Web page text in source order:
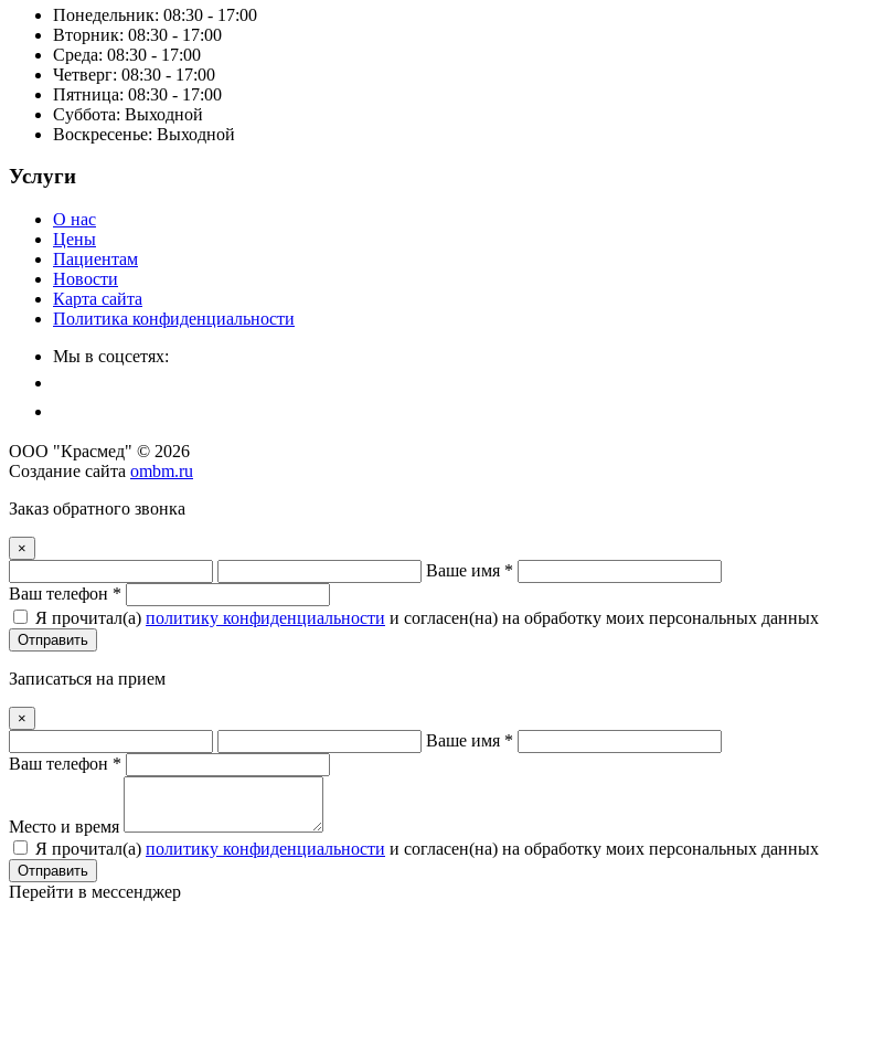
Понедельник: 08:30 - 17:00
Вторник: 08:30 - 17:00
Среда: 08:30 - 17:00
Четверг: 08:30 - 17:00
Пятница: 08:30 - 17:00
Суббота: Выходной
Воскресенье: Выходной
Услуги
О нас
Цены
Пациентам
Новости
Карта сайта
Политика конфиденциальности
Мы в соцсетях:
ООО "Красмед" © 2026
Создание сайта ombm.ru
Заказ обратного звонка
×
Ваше имя *
Ваш телефон *
Я прочитал(a) политику конфиденциальности и согласен(на) на обработку моих персональных данных
Отправить
Записаться на прием
×
Ваше имя *
Ваш телефон *
Место и время
Я прочитал(a) политику конфиденциальности и согласен(на) на обработку моих персональных данных
Отправить
Перейти в мессенджер